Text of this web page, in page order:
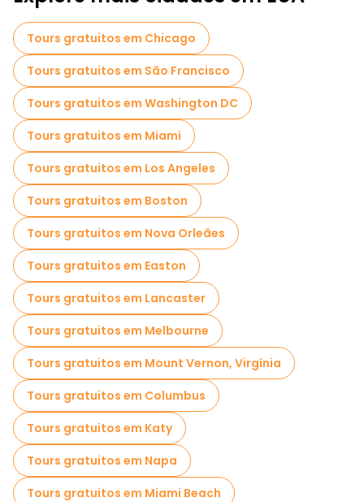
Tours gratuitos em Chicago
Tours gratuitos em São Francisco
Tours gratuitos em Washington DC
Tours gratuitos em Miami
Tours gratuitos em Los Angeles
Tours gratuitos em Boston
Tours gratuitos em Nova Orleães
Tours gratuitos em Easton
Tours gratuitos em Lancaster
Tours gratuitos em Melbourne
Tours gratuitos em Mount Vernon, Virgínia
Tours gratuitos em Columbus
Tours gratuitos em Katy
Tours gratuitos em Napa
Tours gratuitos em Miami Beach